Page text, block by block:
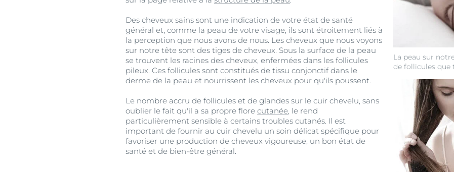
La peau sur
de follicules que
Des cheveux sains sont une indication de votre état de santé
général et, comme la peau de votre visage, ils sont étroitement liés à
la perception que nous avons de nous. Les cheveux que nous voyons
sur notre tête sont des tiges de cheveux. Sous la surface de la peau
se trouvent les racines des cheveux, enfermées dans les follicules
pileux. Ces follicules sont constitués de tissu conjonctif dans le
derme de la peau et nourrissent les cheveux pour qu'ils poussent.
Le nombre accru de follicules et de glandes sur le cuir chevelu, sans
oublier le fait qu'il a sa propre flore cutanée, le rend
particulièrement sensible à certains troubles cutanés. Il est
important de fournir au cuir chevelu un soin délicat spécifique pour
favoriser une production de cheveux vigoureuse, un bon état de
santé et de bien-être général.